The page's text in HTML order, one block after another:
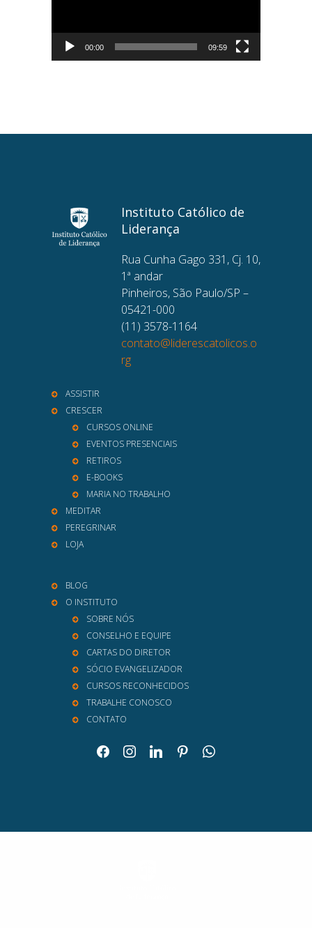
00:00 09:59
Instituto Católico de
Liderança
Rua Cunha Gago 331, Cj. 10,
1ª andar
Pinheiros, São Paulo/SP –
05421-000
(11) 3578-1164
contato@liderescatolicos.o
rg
ASSISTIR
CRESCER
CURSOS ONLINE
EVENTOS PRESENCIAIS
RETIROS
E-BOOKS
MARIA NO TRABALHO
MEDITAR
PEREGRINAR
LOJA
BLOG
O INSTITUTO
SOBRE NÓS
CONSELHO E EQUIPE
CARTAS DO DIRETOR
SÓCIO EVANGELIZADOR
CURSOS RECONHECIDOS
TRABALHE CONOSCO
CONTATO
facebookinstagramlinkedinpinterestwhatsapp